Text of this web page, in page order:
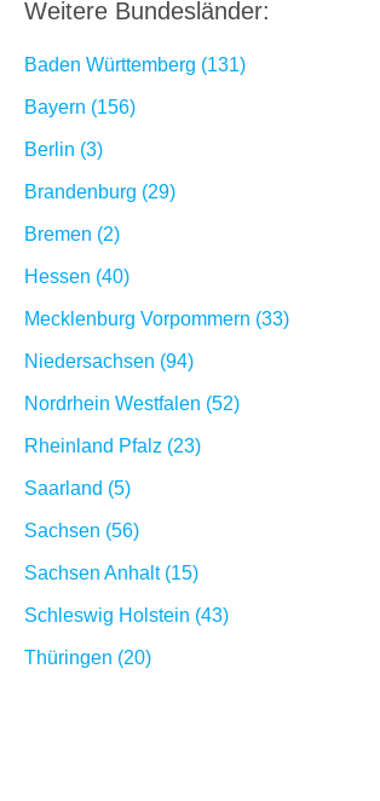
Weitere Bundesländer:
Baden Württemberg (131)
Bayern (156)
Berlin (3)
Brandenburg (29)
Bremen (2)
Hessen (40)
Mecklenburg Vorpommern (33)
Niedersachsen (94)
Nordrhein Westfalen (52)
Rheinland Pfalz (23)
Saarland (5)
Sachsen (56)
Sachsen Anhalt (15)
Schleswig Holstein (43)
Thüringen (20)